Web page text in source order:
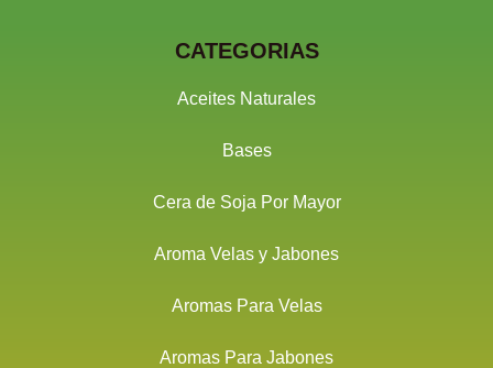
CATEGORIAS
Aceites Naturales
Bases
Cera de Soja Por Mayor
Aroma Velas y Jabones
Aromas Para Velas
Aromas Para Jabones